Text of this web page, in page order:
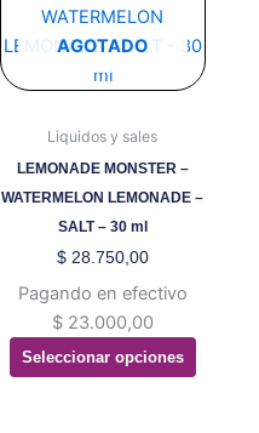
AGOTADO
Liquidos y sales
LEMONADE MONSTER –
WATERMELON LEMONADE –
SALT – 30 ml
$28.750,00
Pagando en efectivo
$23.000,00
Seleccionar opciones
tiene
múltiples
variantes.
opciones
se
pueden
elegir
en
página
de
producto